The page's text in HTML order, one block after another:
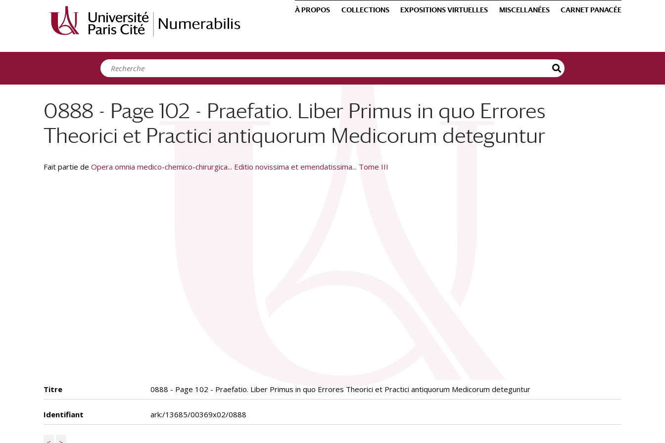
À PROPOS COLLECTIONS EXPOSITIONS VIRTUELLES MISCELLANÉES CARNET PANACÉE
0888 - Page 102 - Praefatio. Liber Primus in quo Errores
Theorici et Practici antiquorum Medicorum deteguntur
Fait partie de Opera omnia medico-chemico-chirurgica... Editio novissima et emendatissima... Tome III
Titre 0888 - Page 102 - Praefatio. Liber Primus in quo Errores Theorici et Practici antiquorum Medicorum deteguntur
Identifiant ark:/13685/00369x02/0888
Panneau de gestion des cookies